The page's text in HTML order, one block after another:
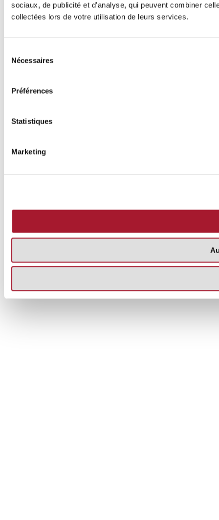
sociaux, de publicité et d'analyse, qui peuvent combiner
collectées lors de votre utilisation de leurs services.
Nécessaires
Préférences
Statistiques
Marketing